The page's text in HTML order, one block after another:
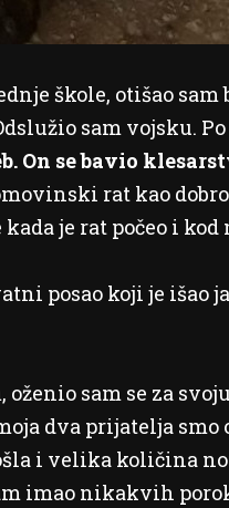
škole, otišao
sam vojsku.
On se bavio
rat kao
je rat počeo i kod
posao koji je išao
oženio sam se za
dva prijatelja
i velika količina
imao nikakvih